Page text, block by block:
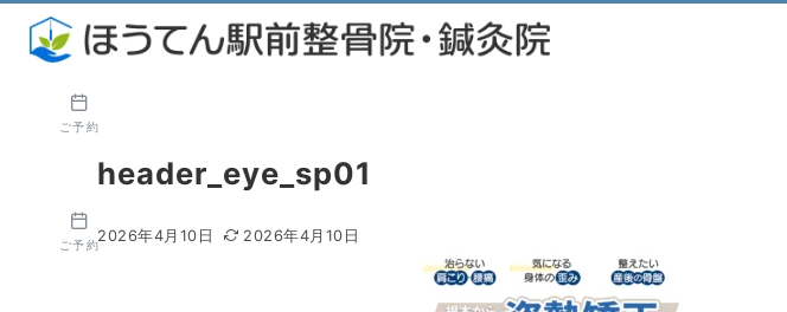
ご予約
ご予約
header_eye_sp01
2026年4月10日 2026年4月10日